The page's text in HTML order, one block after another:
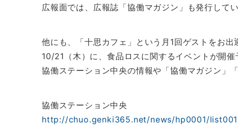
広報面では、広報誌「協働マガジン」も発行してい
他にも、「十思カフェ」という月1回ゲストをお
10/21（木）に、食品ロスに関するイベントが開催
協働ステーション中央の情報や「協働マガジン」
協働ステーション中央
http://chuo.genki365.net/news/hp0001/